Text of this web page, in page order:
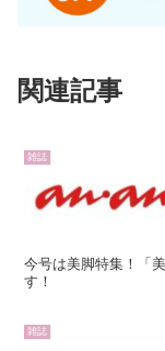
関連記事
雑誌
今号は美脚特集！「
す！
雑誌